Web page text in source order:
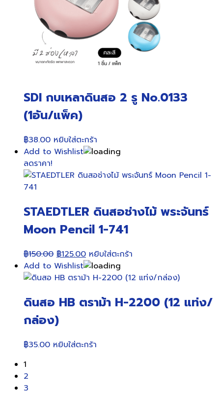
SDI กบเหลาดินสอ 2 รู No.0133
(1อัน/แพ็ค)
฿38.00 หยิบใส่ตะกร้า
Add to Wishlist
ลดราคา!
STAEDTLER ดินสอช่างไม้ พระจันทร์
Moon Pencil 1-741
฿150.00 Original
price
was:
฿125.00Current
price
is:
หยิบใส่ตะกร้า
Add to Wishlist
ดินสอ HB ตราม้า H-2200 (12 แท่ง/
กล่อง)
฿35.00 หยิบใส่ตะกร้า
1
2
3